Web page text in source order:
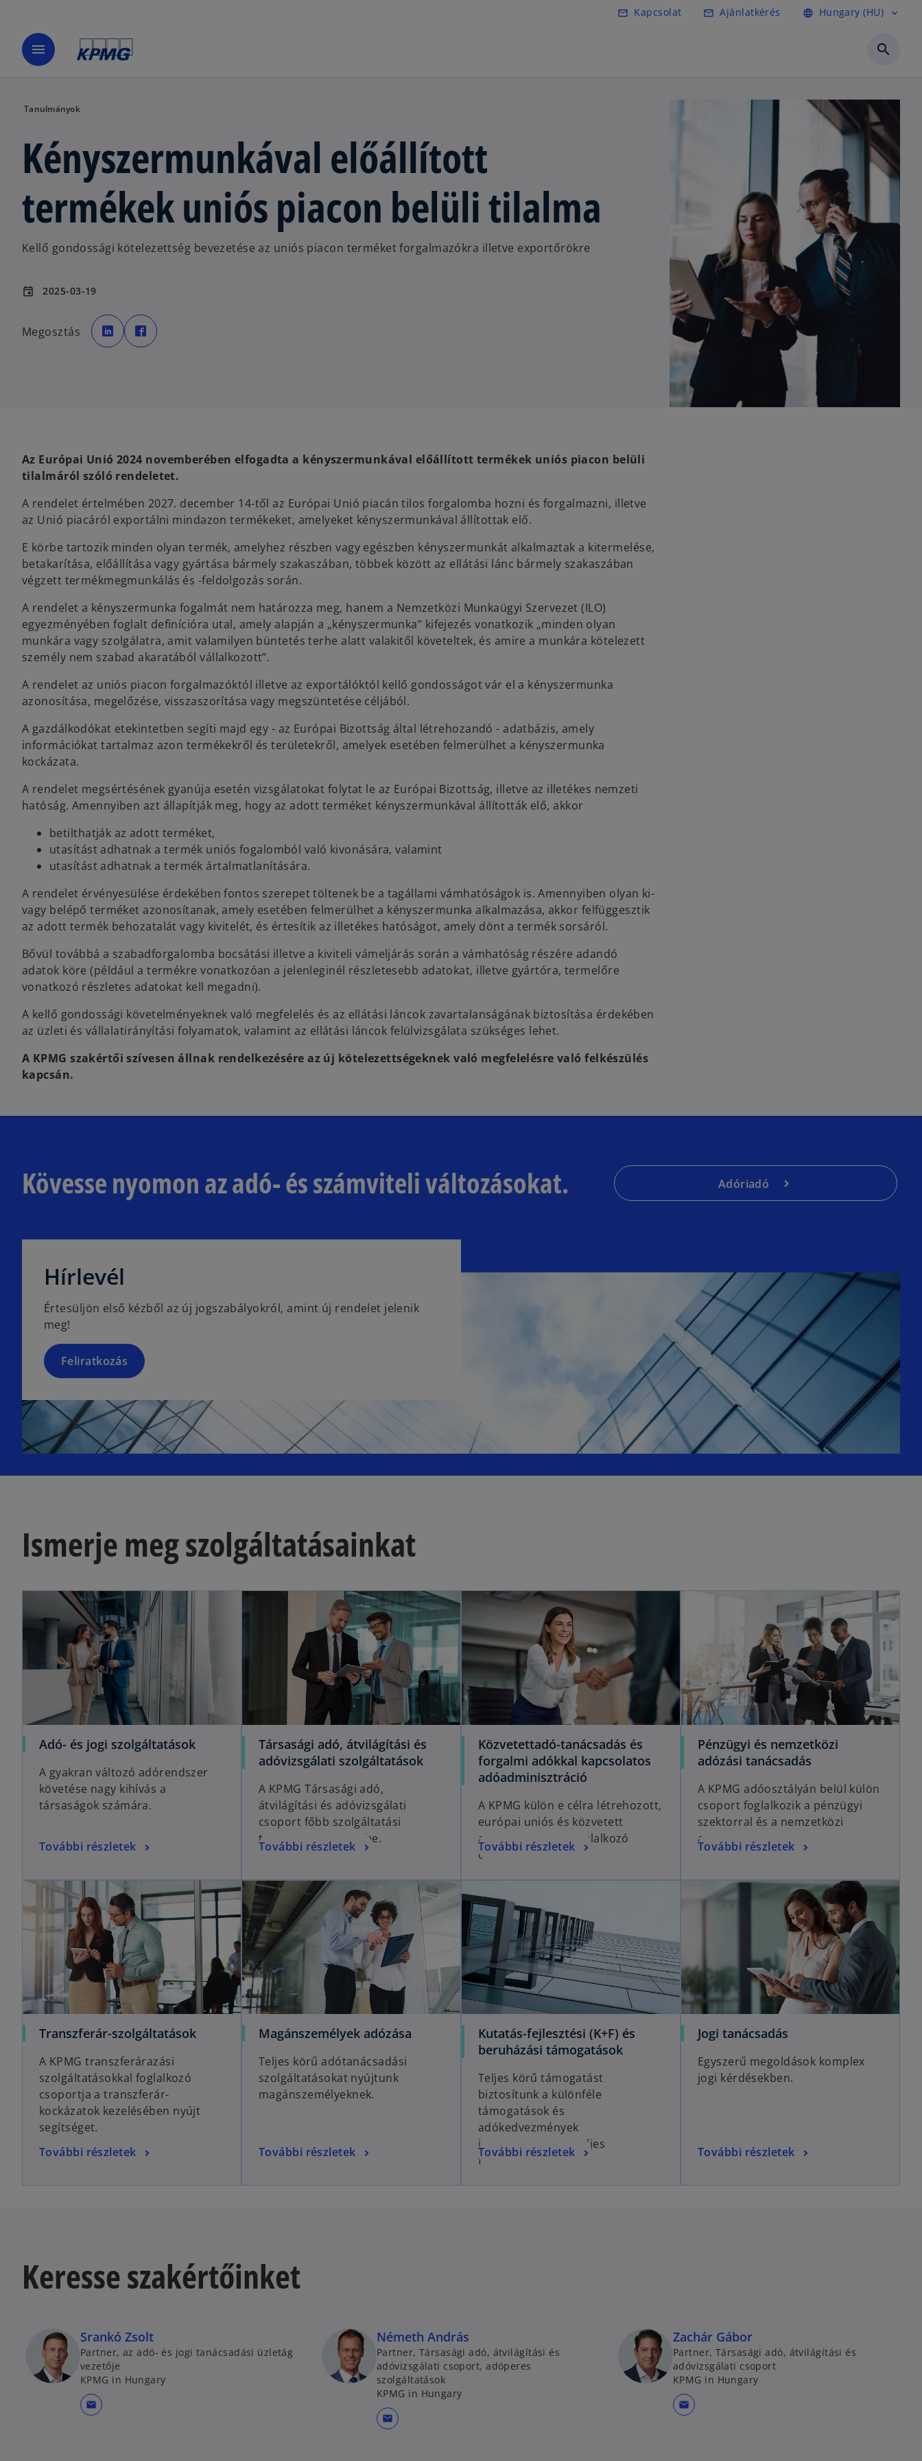
mail_outline Kapcsolat mail_outline Ajánlatkérés language Hungary (HU) expand_more
menu search
Tanulmányok
Kényszermunkával előállított
termékek uniós piacon belüli tilalma
Kellő gondossági kötelezettség bevezetése az uniós piacon terméket forgalmazókra illetve exportőrökre
event 2025-03-19
Megosztás
o
p
e
n
p
e
Az Európai Unió 2024 novemberében elfogadta a kényszermunkával előállított termékek uniós piacon belüli
tilalmáról szóló rendeletet.
A rendelet értelmében 2027. december 14-től az Európai Unió piacán tilos forgalomba hozni és forgalmazni, illetve
az Unió piacáról exportálni mindazon termékeket, amelyeket kényszermunkával állítottak elő.
E körbe tartozik minden olyan termék, amelyhez részben vagy egészben kényszermunkát alkalmaztak a kitermelése,
betakarítása, előállítása vagy gyártása bármely szakaszában, többek között az ellátási lánc bármely szakaszában
végzett termékmegmunkálás és -feldolgozás során.
A rendelet a kényszermunka fogalmát nem határozza meg, hanem a Nemzetközi Munkaügyi Szervezet (ILO)
egyezményében foglalt definícióra utal, amely alapján a „kényszermunka” kifejezés vonatkozik „minden olyan
munkára vagy szolgálatra, amit valamilyen büntetés terhe alatt valakitől követeltek, és amire a munkára kötelezett
személy nem szabad akaratából vállalkozott”.
A rendelet az uniós piacon forgalmazóktól illetve az exportálóktól kellő gondosságot vár el a kényszermunka
azonosítása, megelőzése, visszaszorítása vagy megszüntetése céljából.
A gazdálkodókat etekintetben segíti majd egy - az Európai Bizottság által létrehozandó - adatbázis, amely
információkat tartalmaz azon termékekről és területekről, amelyek esetében felmerülhet a kényszermunka
kockázata.
A rendelet megsértésének gyanúja esetén vizsgálatokat folytat le az Európai Bizottság, illetve az illetékes nemzeti
hatóság. Amennyiben azt állapítják meg, hogy az adott terméket kényszermunkával állították elő, akkor
betilthatják az adott terméket,
utasítást adhatnak a termék uniós fogalomból való kivonására, valamint
utasítást adhatnak a termék ártalmatlanítására.
A rendelet érvényesülése érdekében fontos szerepet töltenek be a tagállami vámhatóságok is. Amennyiben olyan ki-
vagy belépő terméket azonosítanak, amely esetében felmerülhet a kényszermunka alkalmazása, akkor felfüggesztik
az adott termék behozatalát vagy kivitelét, és értesítik az illetékes hatóságot, amely dönt a termék sorsáról.
Bővül továbbá a szabadforgalomba bocsátási illetve a kiviteli vámeljárás során a vámhatóság részére adandó
adatok köre (például a termékre vonatkozóan a jelenleginél részletesebb adatokat, illetve gyártóra, termelőre
vonatkozó részletes adatokat kell megadni).
A kellő gondossági követelményeknek való megfelelés és az ellátási láncok zavartalanságának biztosítása érdekében
az üzleti és vállalatirányítási folyamatok, valamint az ellátási láncok felülvizsgálata szükséges lehet.
A KPMG szakértői szívesen állnak rendelkezésére az új kötelezettségeknek való megfelelésre való felkészülés
kapcsán.
Kövesse nyomon az adó- és számviteli változásokat. Adóriadó
Hírlevél
Értesüljön első kézből az új jogszabályokról, amint új rendelet jelenik
meg!
Feliratkozás
e
s
n
a
n
a
Ismerje meg szolgáltatásainkat
Adó- és jogi szolgáltatások
A gyakran változó adórendszer
követése nagy kihívás a
társaságok számára.
További részletek
Társasági adó, átvilágítási és
adóvizsgálati szolgáltatások
A KPMG Társasági adó,
átvilágítási és adóvizsgálati
csoport főbb szolgáltatási
területeit mutatjuk be.
További részletek
Közvetettadó-tanácsadás és
forgalmi adókkal kapcsolatos
adóadminisztráció
A KPMG külön e célra létrehozott,
európai uniós és közvetett
adózási ügyekkel foglalkozó
csoportja.
További részletek
Pénzügyi és nemzetközi
adózási tanácsadás
A KPMG adóosztályán belül külön
csoport foglalkozik a pénzügyi
szektorral és a nemzetközi
adózással.
További részletek
Transzferár-szolgáltatások
A KPMG transzferárazási
szolgáltatásokkal foglalkozó
csoportja a transzferár-
kockázatok kezelésében nyújt
segítséget.
További részletek
Magánszemélyek adózása
Teljes körű adótanácsadási
szolgáltatásokat nyújtunk
magánszemélyeknek.
További részletek
Kutatás-fejlesztési (K+F) és
beruházási támogatások
Teljes körű támogatást
biztosítunk a különféle
támogatások és
adókedvezmények
igénybevételének teljes
folyamatában.
További részletek
Jogi tanácsadás
Egyszerű megoldások komplex
jogi kérdésekben.
További részletek
Keresse szakértőinket
Srankó Zsolt
Partner, az adó- és jogi tanácsadási üzletág
vezetője
KPMG in Hungary
mail
Németh András
Partner, Társasági adó, átvilágítási és
adóvizsgálati csoport, adóperes
szolgáltatások
KPMG in Hungary
mail
Zachár Gábor
Partner, Társasági adó, átvilágítási és
adóvizsgálati csoport
KPMG in Hungary
mail